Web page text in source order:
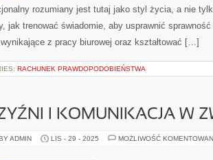
rozumiany jest tutaj jako styl życia, a nie
jak trenować świadomie, aby usprawnić
z pracy biurowej oraz kształtować […]
RACHUNEK PRAWDOPODOBIEŃSTWA
I KOMUNIKACJA W
ADMIN LIS - 29 - 2025 MOŻLIWOŚĆ